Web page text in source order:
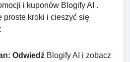
i kuponów Blogify AI .
proste kroki i cieszyć się
Odwiedź Blogify AI i zobacz